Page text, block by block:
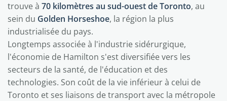
trouve à 70 kilomètres au sud-ouest de Toronto, au
sein du Golden Horseshoe, la région la plus
industrialisée du pays.
Longtemps associée à l'industrie sidérurgique,
l'économie de Hamilton s'est diversifiée vers les
secteurs de la santé, de l'éducation et des
technologies. Son coût de la vie inférieur à celui de
Toronto et ses liaisons de transport avec la métropole